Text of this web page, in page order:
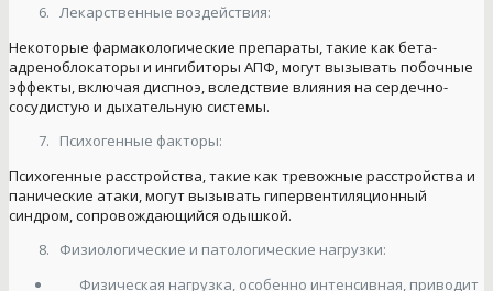
Лекарственные воздействия:
Некоторые фармакологические препараты, такие как бета-
адреноблокаторы и ингибиторы АПФ, могут вызывать побочные
эффекты, включая диспноэ, вследствие влияния на сердечно-
сосудистую и дыхательную системы.
Психогенные факторы:
Психогенные расстройства, такие как тревожные расстройства и
панические атаки, могут вызывать гипервентиляционный
синдром, сопровождающийся одышкой.
Физиологические и патологические нагрузки:
Физическая нагрузка, особенно интенсивная, приводит